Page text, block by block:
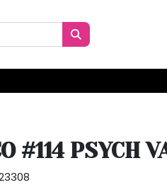
#114 PSYCH